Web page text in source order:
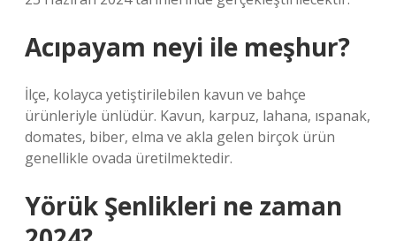
Acıpayam neyi ile meşhur?
İlçe, kolayca yetiştirilebilen kavun ve bahçe
ürünleriyle ünlüdür. Kavun, karpuz, lahana, ıspanak,
domates, biber, elma ve akla gelen birçok ürün
genellikle ovada üretilmektedir.
Yörük Şenlikleri ne zaman